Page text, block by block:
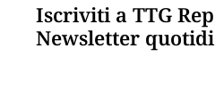
Iscriviti a TTG
Newsletter